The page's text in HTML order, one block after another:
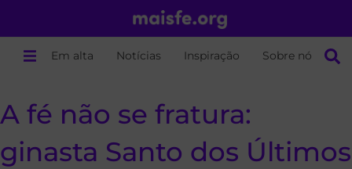
Em alta Notícias Inspiração Sobre nós
A fé não se fratura:
ginasta Santo dos Últimos